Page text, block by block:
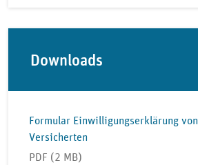
Downloads
Formular Einwilligungserklärung von
Versicherten
PDF (2 MB)